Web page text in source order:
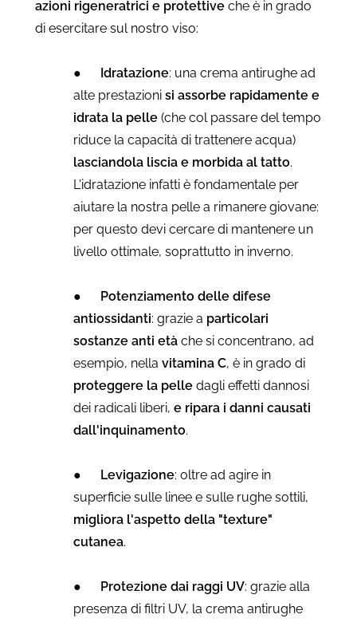
azioni rigeneratrici e protettive che è in grado
di esercitare sul nostro viso:
● Idratazione: una crema antirughe ad
alte prestazioni si assorbe rapidamente e
idrata la pelle (che col passare del tempo
riduce la capacità di trattenere acqua)
lasciandola liscia e morbida al tatto.
L'idratazione infatti è fondamentale per
aiutare la nostra pelle a rimanere giovane:
per questo devi cercare di mantenere un
livello ottimale, soprattutto in inverno.
● Potenziamento delle difese
antiossidanti: grazie a particolari
sostanze anti età che si concentrano, ad
esempio, nella vitamina C, è in grado di
proteggere la pelle dagli effetti dannosi
dei radicali liberi, e ripara i danni causati
dall'inquinamento.
● Levigazione: oltre ad agire in
superficie sulle linee e sulle rughe sottili,
migliora l'aspetto della "texture"
cutanea.
● Protezione dai raggi UV: grazie alla
presenza di filtri UV, la crema antirughe